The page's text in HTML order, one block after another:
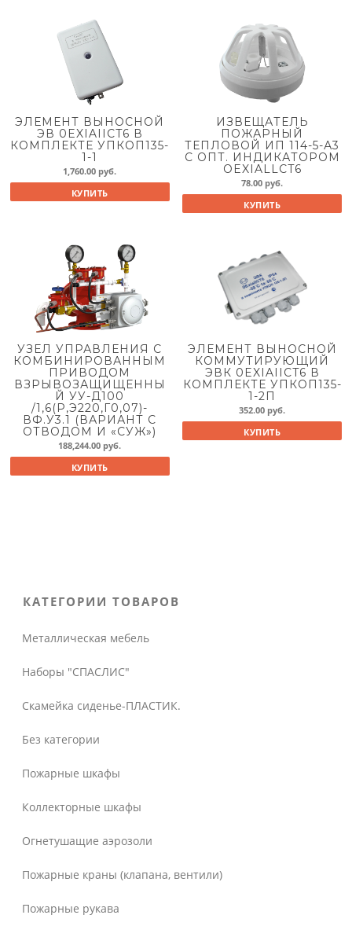
ЭЛЕМЕНТ ВЫНОСНОЙ
ЭВ 0EXIAIICT6 В
КОМПЛЕКТЕ УПКОП135-
1-1
1,760.00 руб.
КУПИТЬ
ИЗВЕЩАТЕЛЬ
ПОЖАРНЫЙ
ТЕПЛОВОЙ ИП 114-5-А3
С ОПТ. ИНДИКАТОРОМ
OEXIALLCT6
78.00 руб.
КУПИТЬ
УЗЕЛ УПРАВЛЕНИЯ С
КОМБИНИРОВАННЫМ
ПРИВОДОМ
ВЗРЫВОЗАЩИЩЕННЫ
Й УУ-Д100
/1,6(Р,Э220,Г0,07)-
ВФ.У3.1 (ВАРИАНТ С
ОТВОДОМ И «СУЖ»)
188,244.00 руб.
КУПИТЬ
ЭЛЕМЕНТ ВЫНОСНОЙ
КОММУТИРУЮЩИЙ
ЭВК 0EXIAIICT6 В
КОМПЛЕКТЕ УПКОП135-
1-2П
352.00 руб.
КУПИТЬ
КАТЕГОРИИ ТОВАРОВ
Металлическая мебель
Наборы "СПАСЛИС"
Скамейка сиденье-ПЛАСТИК.
Без категории
Пожарные шкафы
Коллекторные шкафы
Огнетушащие аэрозоли
Пожарные краны (клапана, вентили)
Пожарные рукава